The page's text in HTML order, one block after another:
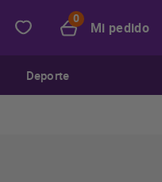
Mi pedido
Deporte